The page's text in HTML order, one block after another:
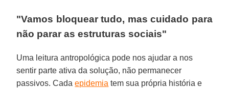
"Vamos bloquear tudo, mas cuidado para
não parar as estruturas sociais"
Uma leitura antropológica pode nos ajudar a nos
sentir parte ativa da solução, não permanecer
passivos. Cadaepidemia tem sua própria história e